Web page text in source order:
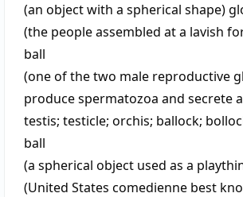
(an object with a spherical shape)
(the people assembled at a lavish
ball
(one of the two male reproductive
produce spermatozoa and secrete
testis; testicle; orchis; ballock;
ball
(a spherical object used as a
(United States comedienne best